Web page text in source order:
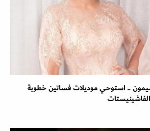
.. استوحي موديلات فساتين خطوبة